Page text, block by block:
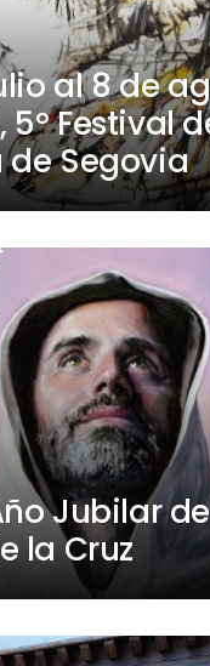
al 8 de
5º Festival
de Segovia
Jubilar
la Cruz